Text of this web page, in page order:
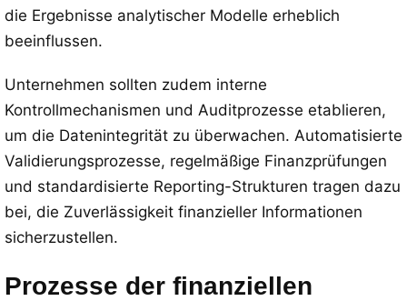
die Ergebnisse analytischer Modelle erheblich
beeinflussen.
Unternehmen sollten zudem interne
Kontrollmechanismen und Auditprozesse etablieren,
um die Datenintegrität zu überwachen. Automatisierte
Validierungsprozesse, regelmäßige Finanzprüfungen
und standardisierte Reporting-Strukturen tragen dazu
bei, die Zuverlässigkeit finanzieller Informationen
sicherzustellen.
Prozesse der finanziellen